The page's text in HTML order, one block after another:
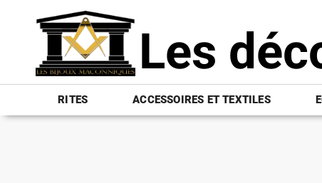
Les
RITES ACCESSOIRES ET TEXTILES